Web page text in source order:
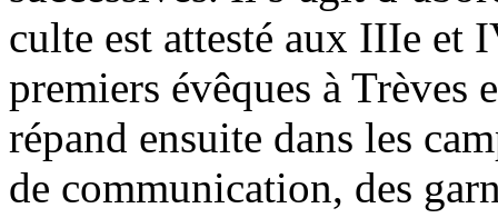
culte est attesté aux IIIe et
premiers évêques à Trèves
répand ensuite dans les
de communication, des